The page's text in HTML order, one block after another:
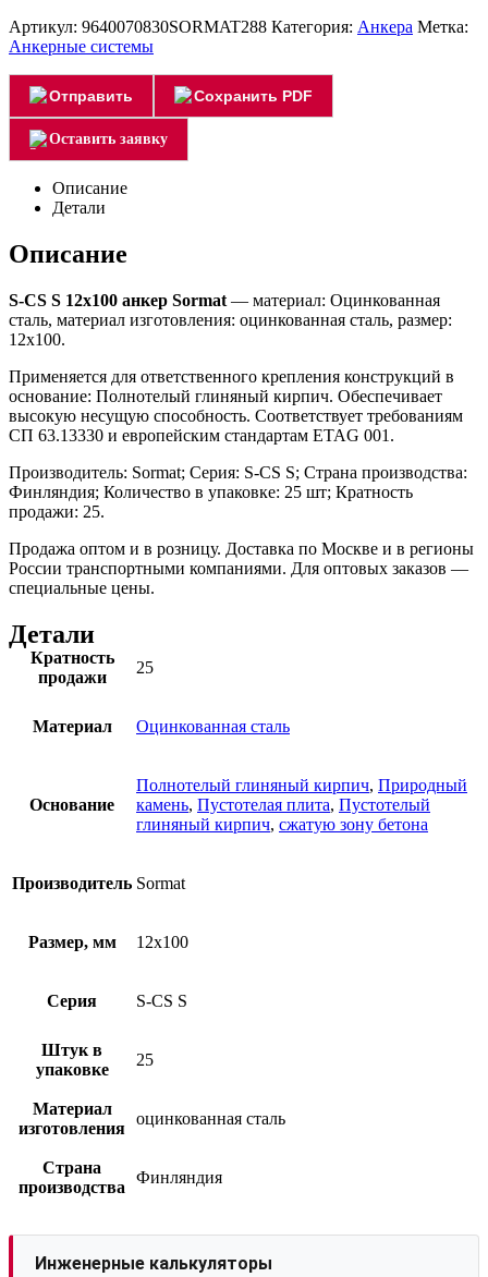
Артикул: 9640070830SORMAT288 Категория: Анкера Метка:
Анкерные системы
Отправить Сохранить PDF
Оставить заявку
Описание
Детали
Описание
S-CS S 12х100 анкер Sormat — материал: Оцинкованная
сталь, материал изготовления: оцинкованная сталь, размер:
12х100.
Применяется для ответственного крепления конструкций в
основание: Полнотелый глиняный кирпич. Обеспечивает
высокую несущую способность. Соответствует требованиям
СП 63.13330 и европейским стандартам ETAG 001.
Производитель: Sormat; Серия: S-CS S; Страна производства:
Финляндия; Количество в упаковке: 25 шт; Кратность
продажи: 25.
Продажа оптом и в розницу. Доставка по Москве и в регионы
России транспортными компаниями. Для оптовых заказов —
специальные цены.
Детали
Кратность
продажи
25
Материал Оцинкованная сталь
Основание
Полнотелый глиняный кирпич, Природный
камень, Пустотелая плита, Пустотелый
глиняный кирпич, сжатую зону бетона
Производитель Sormat
Размер, мм 12х100
Серия S-CS S
Штук в
упаковке
25
Материал
изготовления
оцинкованная сталь
Страна
производства
Финляндия
Инженерные калькуляторы